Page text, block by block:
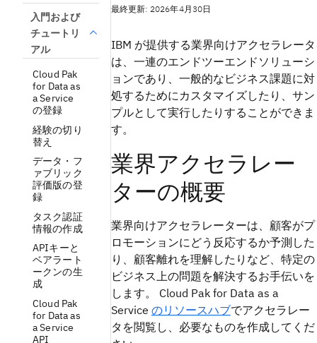
入門および
チュートリ
アル
Cloud Pak
for Data as
a Service
の登録
経験の切り
替え
データ・フ
ァブリック
評価版の登
録
タスク認証
情報の作成
APIキーと
ベアラート
ークンの生
成
Cloud Pak
for Data as
a Service
API
最終更新: 2026年4月30日
IBM が提供する業界向けアクセラレータ
は、一連のエンドツーエンドソリューシ
ョンであり、一般的なビジネス課題に対
処するためにカスタマイズしたり、サン
プルとして実行したりすることができま
す。
業界アクセラレー
ターの概要
業界向けアクセラレーターは、顧客がプ
ロモーションにどう反応するか予測した
り、顧客離れを理解したりなど、特定の
ビジネス上の問題を解決するお手伝いを
します。 Cloud Pak for Data as a
Service のリソースハブでアクセラレー
タを閲覧し、必要なものを作成してくだ